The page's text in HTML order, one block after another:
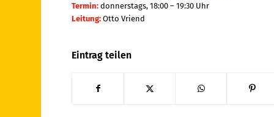
Termin: donnerstags, 18:00 – 19:30 Uhr
Leitung: Otto Vriend
Eintrag teilen